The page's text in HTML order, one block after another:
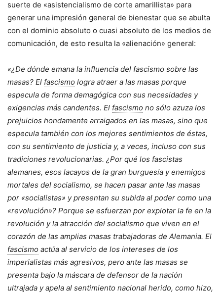
suerte de «asistencialismo de corte amarillista» para
generar una impresión general de bienestar que se abulta
con el dominio absoluto o cuasi absoluto de los medios de
comunicación, de esto resulta la «alienación» general:
«¿De dónde emana la influencia del fascismo sobre las
masas? El fascismo logra atraer a las masas porque
especula de forma demagógica con sus necesidades y
exigencias más candentes. El fascismo no sólo azuza los
prejuicios hondamente arraigados en las masas, sino que
especula también con los mejores sentimientos de éstas,
con su sentimiento de justicia y, a veces, incluso con sus
tradiciones revolucionarias. ¿Por qué los fascistas
alemanes, esos lacayos de la gran burguesía y enemigos
mortales del socialismo, se hacen pasar ante las masas
por «socialistas» y presentan su subida al poder como una
«revolución»? Porque se esfuerzan por explotar la fe en la
revolución y la atracción del socialismo que viven en el
corazón de las amplias masas trabajadoras de Alemania. El
fascismo actúa al servicio de los intereses de los
imperialistas más agresivos, pero ante las masas se
presenta bajo la máscara de defensor de la nación
ultrajada y apela al sentimiento nacional herido, como hizo,